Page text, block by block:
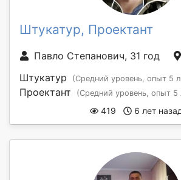
Штукатур, Проектант
Павло Степанович, 31 год
Штукатур
(Средний уровень, опыт 5
Проектант (Средний уровень, опыт 5
419 6 лет